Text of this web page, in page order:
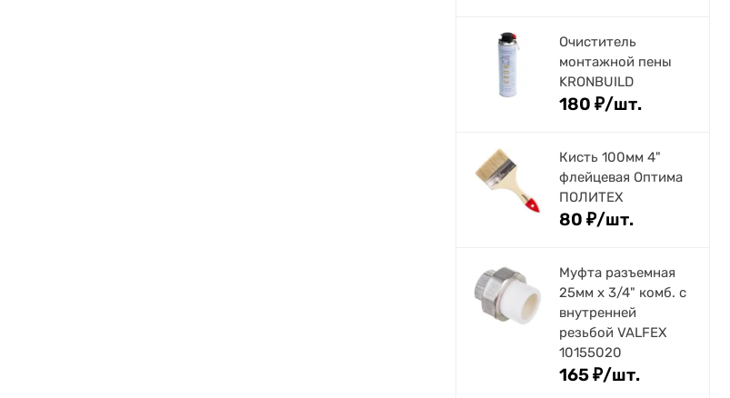
Очиститель
монтажной пены
KRONBUILD
180 ₽/шт.
Кисть 100мм 4"
флейцевая Оптима
ПОЛИТЕХ
80 ₽/шт.
Муфта разъемная
25мм х 3/4" комб. с
внутренней
резьбой VALFEX
10155020
165₽/шт.